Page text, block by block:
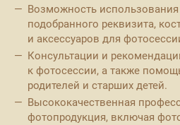
Возможность
подобранного реквизита,
и аксессуаров для
Консультации и
к фотосессии, а также
родителей и старших детей.
Высококачественная
фотопродукция, включая